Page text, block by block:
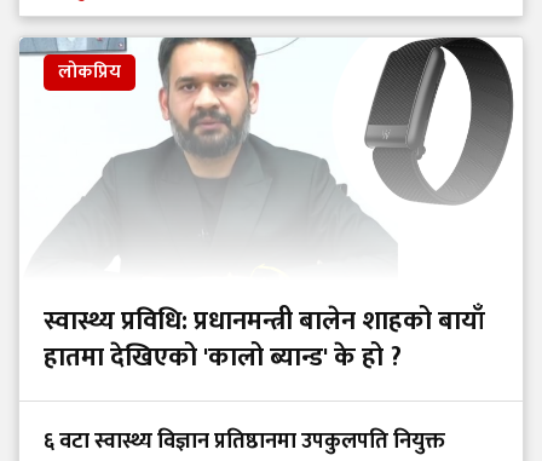
लोकप्रिय
स्वास्थ्य प्रविधि: प्रधानमन्त्री बालेन शाहको बायाँ
हातमा देखिएको 'कालो ब्यान्ड' के हो ?
६ वटा स्वास्थ्य विज्ञान प्रतिष्ठानमा उपकुलपति नियुक्त